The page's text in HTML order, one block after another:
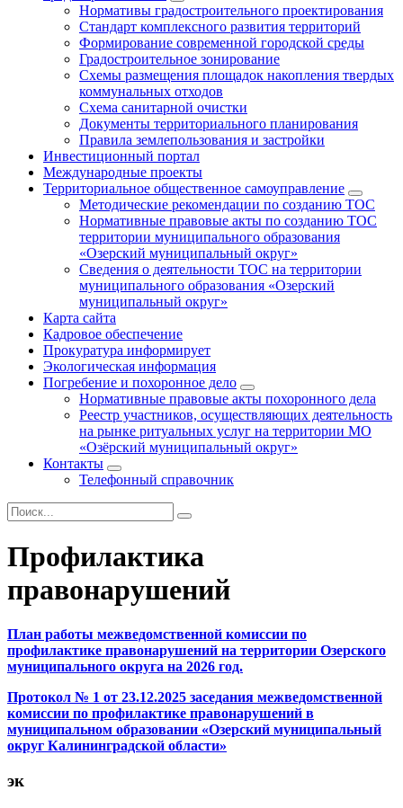
Нормативы градостроительного проектирования
Стандарт комплексного развития территорий
Формирование современной городской среды
Градостроительное зонирование
Схемы размещения площадок накопления твердых
коммунальных отходов
Схема санитарной очистки
Документы территориального планирования
Правила землепользования и застройки
Инвестиционный портал
Международные проекты
Территориальное общественное самоуправление
Методические рекомендации по созданию ТОС
Нормативные правовые акты по созданию ТОС
территории муниципального образования
«Озерский муниципальный округ»
Сведения о деятельности ТОС на территории
муниципального образования «Озерский
муниципальный округ»
Карта сайта
Кадровое обеспечение
Прокуратура информирует
Экологическая информация
Погребение и похоронное дело
Нормативные правовые акты похоронного дела
Реестр участников, осуществляющих деятельность
на рынке ритуальных услуг на территории МО
«Озёрский муниципальный округ»
Контакты
Телефонный справочник
Профилактика
правонарушений
План работы межведомственной комиссии по
профилактике правонарушений на территории Озерского
муниципального округа на 2026 год.
Протокол № 1 от 23.12.2025 заседания межведомственной
комиссии по профилактике правонарушений в
муниципальном образовании «Озерский муниципальный
округ Калининградской области»
эк